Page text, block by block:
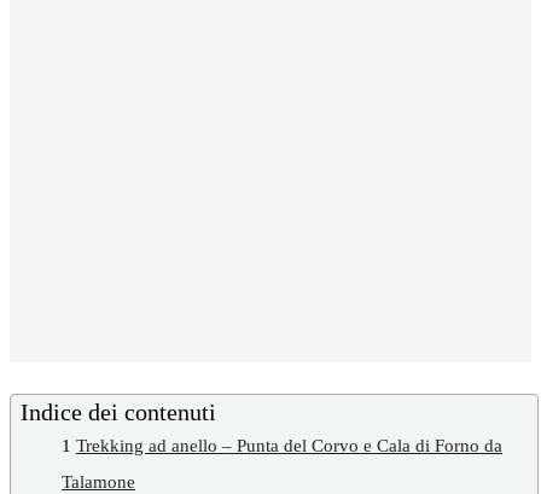
Indice dei contenuti
1 Trekking ad anello – Punta del Corvo e Cala di Forno da
Talamone